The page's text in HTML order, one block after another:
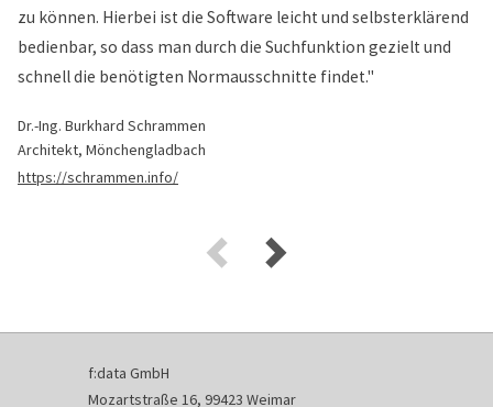
zu können. Hierbei ist die Software leicht und selbsterklärend
bedienbar, so dass man durch die Suchfunktion gezielt und
schnell die benötigten Normausschnitte findet."
Dr.-Ing. Burkhard Schrammen
Architekt, Mönchengladbach
https://schrammen.info/
f:data GmbH
Mozartstraße 16, 99423 Weimar